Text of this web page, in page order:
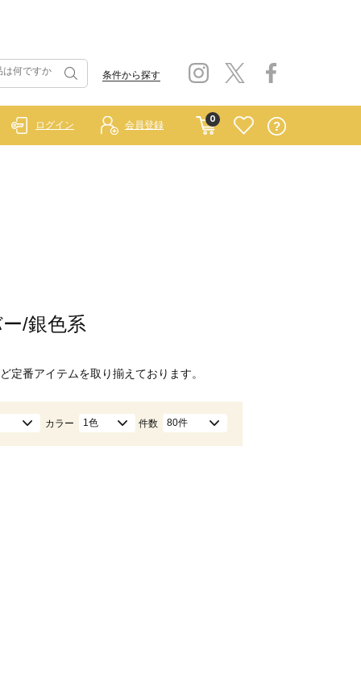
条件から探す
0
ログイン 会員登録
/銀色系
定番アイテムを取り揃えております。
カラー 1色 件数 80件